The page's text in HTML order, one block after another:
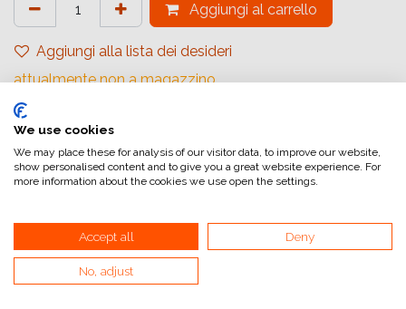
Aggiungi al carrello
Aggiungi alla lista dei desideri
attualmente non a magazzino
Riferimento interno:
Collegamenti utili
Home
We use cookies
We may place these for analysis of our visitor data, to improve our website,
show personalised content and to give you a great website experience. For
more information about the cookies we use open the settings.
Accept all Deny
No, adjust